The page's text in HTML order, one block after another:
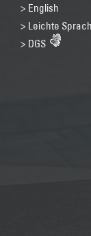
> English
> Leichte
> DGS